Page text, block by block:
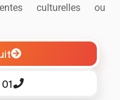
culturelles ou